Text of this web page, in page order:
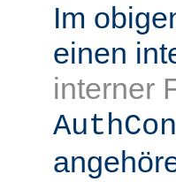
Im
einen
interner